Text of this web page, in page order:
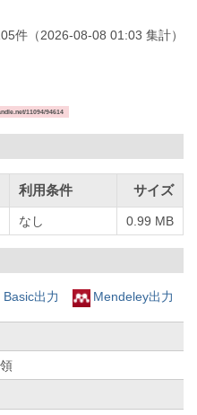
件 （2026-08-08 01:03 集計）
11094/94614
利用条件 サイズ
なし 0.99 MB
出力 Mendeley出力